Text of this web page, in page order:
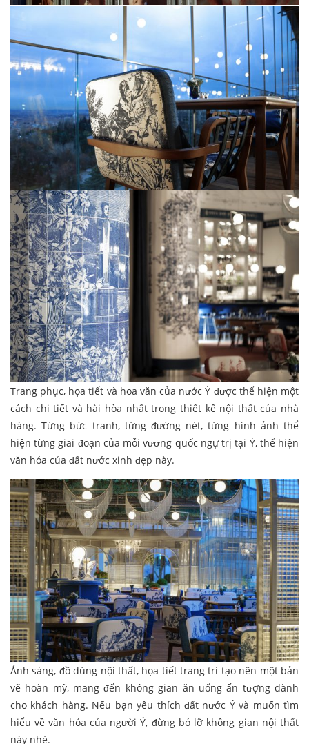
Trang phục, họa tiết và hoa văn của nước Ý được thể hiện một
cách chi tiết và hài hòa nhất trong thiết kế nội thất của nhà
hàng. Từng bức tranh, từng đường nét, từng hình ảnh thể
hiện từng giai đoạn của mỗi vương quốc ngự trị tại Ý, thể hiện
văn hóa của đất nước xinh đẹp này.
Ánh sáng, đồ dùng nội thất, họa tiết trang trí tạo nên một bản
vẽ hoàn mỹ, mang đến không gian ăn uống ấn tượng dành
cho khách hàng. Nếu bạn yêu thích đất nước Ý và muốn tìm
hiểu về văn hóa của người Ý, đừng bỏ lỡ không gian nội thất
này nhé.